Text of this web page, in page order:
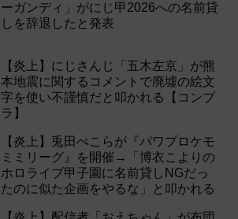
ーガンディ」がにじ甲2026への名前貸
しを辞退したと発表
【炎上】にじさんじ「五木左京」が熊
本地震に関するコメントで廃墟の絵文
字を使い不謹慎だと叩かれる【コンプ
ラ】
【炎上】兎田ぺこらが『パワプロケモ
ミミリーグ』を開催→「博衣こよりの
ホロライブ甲子園に名前貸しNGだっ
たのに似た企画をやるな」と叩かれる